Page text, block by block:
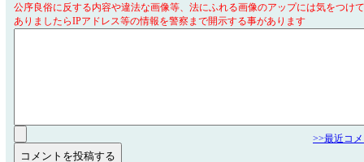
公序良俗に反する内容や違法な画像等、法にふれる画像のアップには気をつけ
ありましたらIPアドレス等の情報を警察まで開示する事があります
>>最近コ